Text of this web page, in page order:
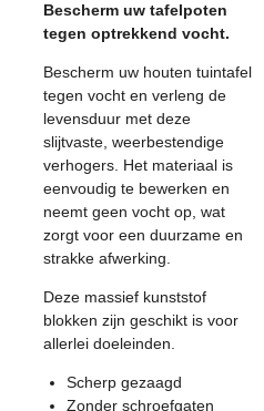
Bescherm uw tafelpoten
tegen optrekkend vocht.
Bescherm uw houten tuintafel
tegen vocht en verleng de
levensduur met deze
slijtvaste, weerbestendige
verhogers. Het materiaal is
eenvoudig te bewerken en
neemt geen vocht op, wat
zorgt voor een duurzame en
strakke afwerking.
Deze massief kunststof
blokken zijn geschikt is voor
allerlei doeleinden.
Scherp gezaagd
Zonder schroefgaten